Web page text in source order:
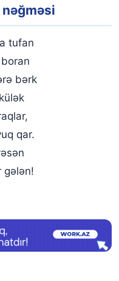
nəğməsi
tufan
bərk
qar.
gələn!